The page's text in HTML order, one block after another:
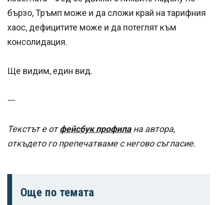
бързо, Тръмп може и да сложи край на тарифния
хаос, дефицитите може и да потеглят към
консолидация.
Ще видим, един вид.
---
Текстът е отфейсбук профилана автора,
откъдето го препечатваме с негово съгласие.
Още по темата